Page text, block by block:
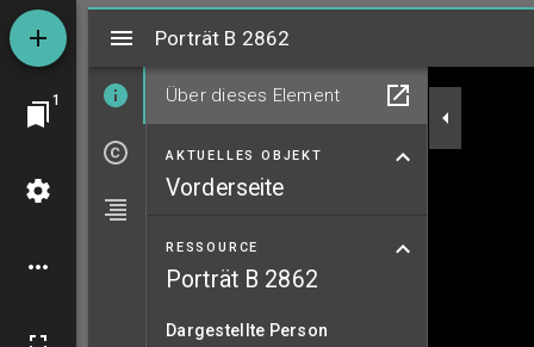
1
MiradorPorträt B 2862
Über dieses Element
AKTUELLES OBJEKT
Vorderseite
RESSOURCE
Porträt B 2862
Dargestellte Person
Porträt B 2862